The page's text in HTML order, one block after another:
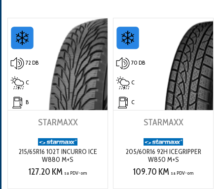
72 DB
C
B
STARMAXX
215/65R16 102T INCURRO ICE
W880 M+S
127.20 KM sa PDV-om
70 DB
C
C
STARMAXX
205/60R16 92H ICEGRIPPER
W850 M+S
109.70 KM sa PDV-om